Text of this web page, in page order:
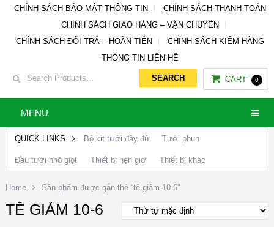
CHÍNH SÁCH BẢO MẬT THÔNG TIN
CHÍNH SÁCH THANH TOÁN
CHÍNH SÁCH GIAO HÀNG – VẬN CHUYỂN
CHÍNH SÁCH ĐỔI TRẢ – HOÀN TIỀN
CHÍNH SÁCH KIỂM HÀNG
THÔNG TIN LIÊN HỆ
CART 0
MENU
QUICK LINKS Bộ kit tưới đầy đủ Tưới phun
Đầu tưới nhỏ giọt Thiết bị hẹn giờ Thiết bị khác
Home Sản phẩm được gắn thẻ “tê giảm 10-6”
TÊ GIẢM 10-6